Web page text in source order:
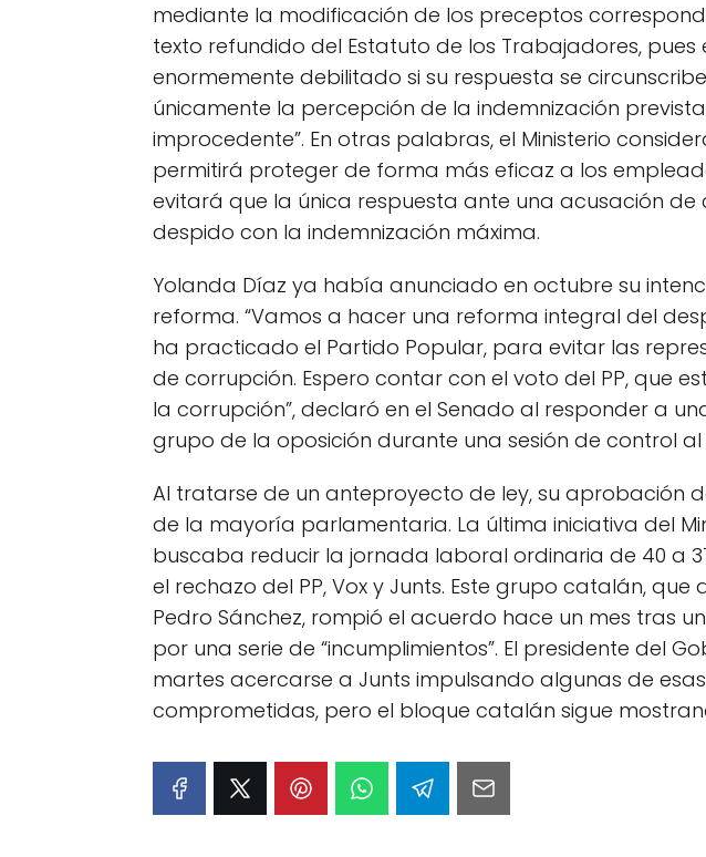
mediante la modificación de los preceptos
texto refundido del Estatuto de los Trabajadores,
enormemente debilitado si su respuesta se
únicamente la percepción de la indemnización
improcedente”. En otras palabras, el Ministerio
permitirá proteger de forma más eficaz a los
evitará que la única respuesta ante una acusación de
despido con la indemnización máxima.
Yolanda Díaz ya había anunciado en octubre su
reforma. “Vamos a hacer una reforma integral del
ha practicado el Partido Popular, para evitar las
de corrupción. Espero contar con el voto del PP, que
la corrupción”, declaró en el Senado al responder a
grupo de la oposición durante una sesión de control al
Al tratarse de un anteproyecto de ley, su aprobación
de la mayoría parlamentaria. La última iniciativa del
buscaba reducir la jornada laboral ordinaria de 40 a
el rechazo del PP, Vox y Junts. Este grupo catalán,
Pedro Sánchez, rompió el acuerdo hace un mes tras
por una serie de “incumplimientos”. El presidente del
martes acercarse a Junts impulsando algunas de
comprometidas, pero el bloque catalán sigue